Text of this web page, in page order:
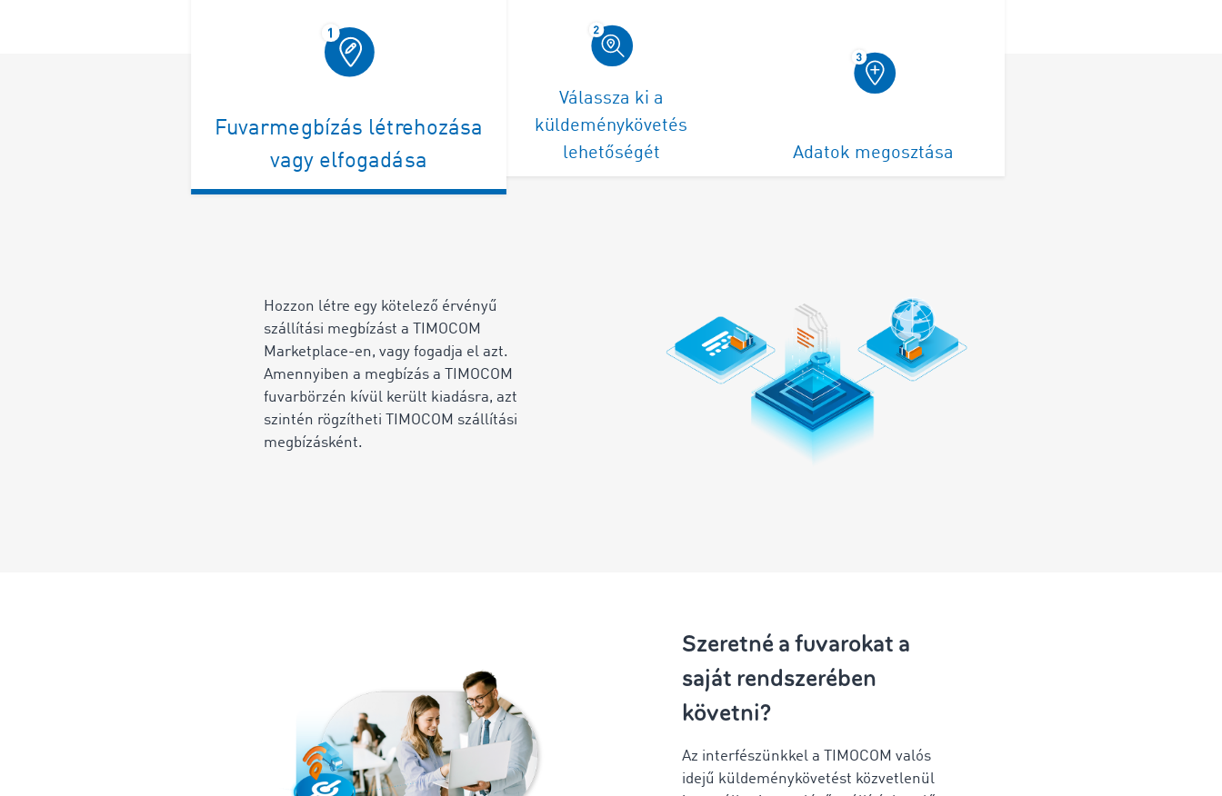
Fuvarmegbízás létrehozása
vagy elfogadása
Válassza ki a
küldeménykövetés
lehetőségét
Adatok megosztása
Hozzon létre egy kötelező érvényű
szállítási megbízást a TIMOCOM
Marketplace-en, vagy fogadja el azt.
Amennyiben a megbízás a TIMOCOM
fuvarbörzén kívül került kiadásra, azt
szintén rögzítheti TIMOCOM szállítási
megbízásként.
Szeretné a fuvarokat a
saját rendszerében
követni?
Az interfészünkkel a TIMOCOM valós
idejű küldeménykövetést közvetlenül